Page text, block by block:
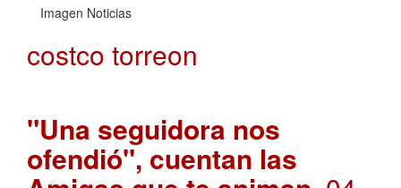
Imagen Noticias
costco torreon
"Una seguidora nos
ofendió", cuentan las